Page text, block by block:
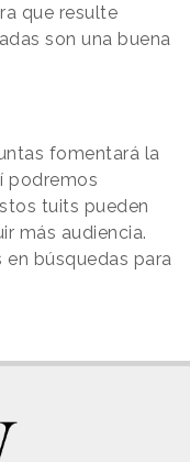
que resulte
son una buena
fomentará la
podremos
tuits pueden
más audiencia.
búsquedas para